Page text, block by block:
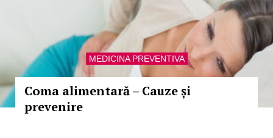
MEDICINA PREVENTIVA
Coma alimentară – Cauze și
prevenire